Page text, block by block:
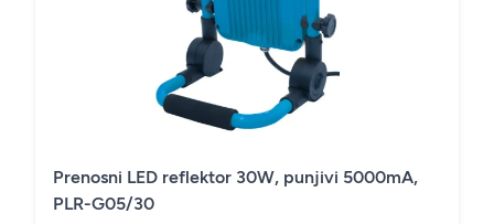
Prenosni LED reflektor 30W, punjivi 5000mA,
PLR-G05/30